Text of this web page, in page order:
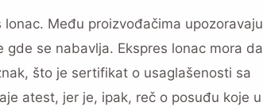
Među proizvođačima upozoravaju
se nabavlja. Ekspres lonac mora da
što je sertifikat o usaglašenosti sa
atest, jer je, ipak, reč o posuđu koje u